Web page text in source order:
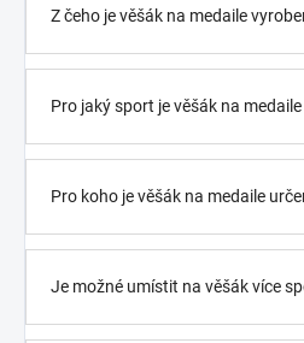
Z čeho je věšák na medaile
Pro jaký sport je věšák na
Pro koho je věšák na medaile
Je možné umístit na věšák více